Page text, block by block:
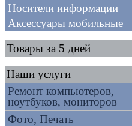
Носители информации
Аксессуары мобильные
Товары за 5 дней
Наши услуги
Ремонт компьютеров,
ноутбуков, мониторов
Фото, Печать